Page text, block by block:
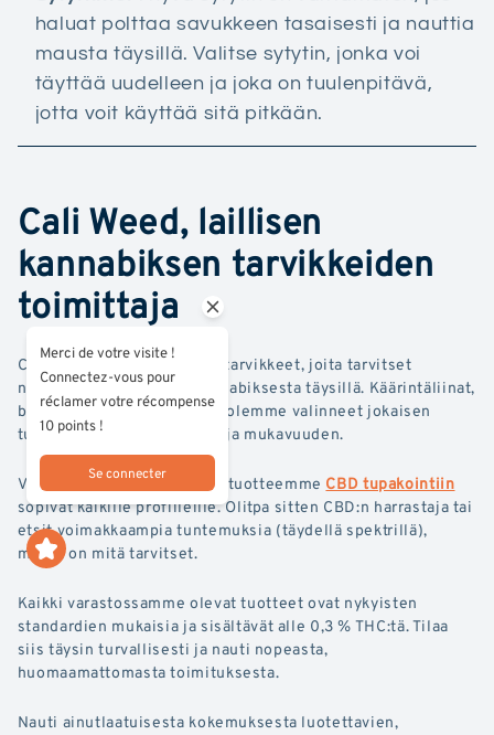
haluat polttaa savukkeen tasaisesti ja nauttia
mausta täysillä. Valitse sytytin, jonka voi
täyttää uudelleen ja joka on tuulenpitävä,
jotta voit käyttää sitä pitkään.
Cali Weed, laillisen
kannabiksen tarvikkeiden
toimittaja
Cali Weedistä löydät kaikki tarvikkeet, joita tarvitset
nauttiaksesi laillisesta kannabiksesta täysillä. Käärintäliinat,
bluntit, myllyt, sytyttimet... olemme valinneet jokaisen
tuotteen takaamaan laadun ja mukavuuden.
Verkkokaupassamme kaikki tuotteemme CBD tupakointiin
sopivat kaikille profiileille. Olitpa sitten CBD:n harrastaja tai
etsit voimakkaampia tuntemuksia (täydellä spektrillä),
meillä on mitä tarvitset.
Kaikki varastossamme olevat tuotteet ovat nykyisten
standardien mukaisia ja sisältävät alle 0,3 % THC:tä. Tilaa
siis täysin turvallisesti ja nauti nopeasta,
huomaamattomasta toimituksesta.
Nauti ainutlaatuisesta kokemuksesta luotettavien,
Merci de votre visite !
Connectez-vous pour
réclamer votre récompense
10 points !
Se connecter